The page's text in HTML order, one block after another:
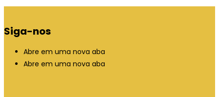
Siga-nos
Abre em uma nova aba
Abre em uma nova aba